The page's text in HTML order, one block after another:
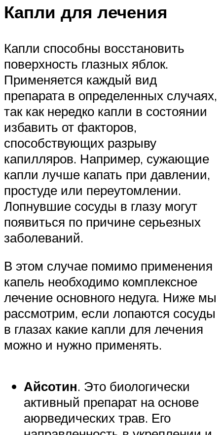
Капли для лечения
Капли способны восстановить
поверхность глазных яблок.
Применяется каждый вид
препарата в определенных случаях,
так как нередко капли в состоянии
избавить от факторов,
способствующих разрыву
капилляров. Например, сужающие
капли лучше капать при давлении,
простуде или переутомлении.
Лопнувшие сосуды в глазу могут
появиться по причине серьезных
заболеваний.
В этом случае помимо применения
капель необходимо комплексное
лечение основного недуга. Ниже мы
рассмотрим, если лопаются сосуды
в глазах какие капли для лечения
можно и нужно применять.
Айсотин. Это биологически
активный препарат на основе
аюрведических трав. Его